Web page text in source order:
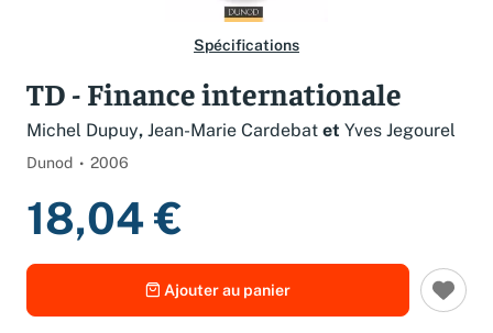
Spécifications
TD - Finance internationale
Michel Dupuy, Jean-Marie Cardebat et Yves Jegourel
Dunod 2006
18,04 €
Ajouter au panier